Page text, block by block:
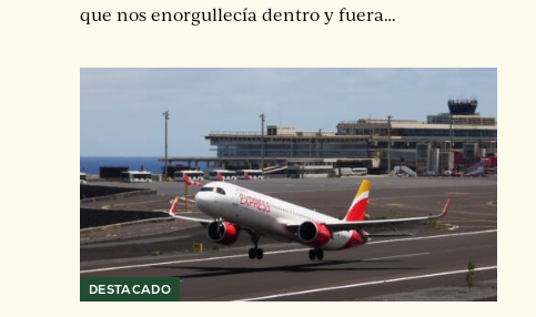
que nos enorgullecía dentro y fuera…
DESTACADO